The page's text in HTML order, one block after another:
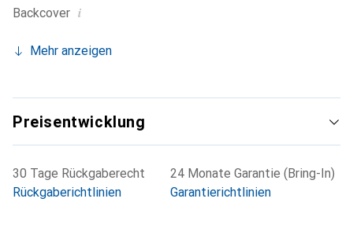
Backcover i
Mehr anzeigen
Preisentwicklung
30 Tage Rückgaberecht
Rückgaberichtlinien
24 Monate Garantie (Bring-In)
Garantierichtlinien